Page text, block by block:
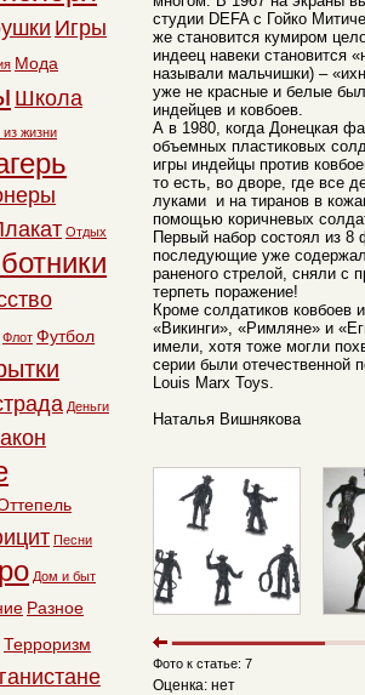
студии DEFA с Гойко
же становится кумиром
индеец навеки становится
называли мальчишки) –
уже не красные и белые
индейцев и ковбоев.
А в 1980, когда Донецкая
объемных пластиковых
игры индейцы против
то есть, во дворе, где все
луками и на тиранов в
помощью коричневых
Первый набор состоял из 8
последующие уже
раненого стрелой, сняли с
терпеть поражение!
Кроме солдатиков
«Викинги», «Римляне» и
имели, хотя тоже могли
серии были отечественной
Louis Marx Toys.
Наталья Вишнякова
Фото к статье: 7
Оценка: нет
Игры
Мода
Школа
жизни
Отдых
Флот Футбол
Деньги
Песни
Дом и быт
Разное
Терроризм